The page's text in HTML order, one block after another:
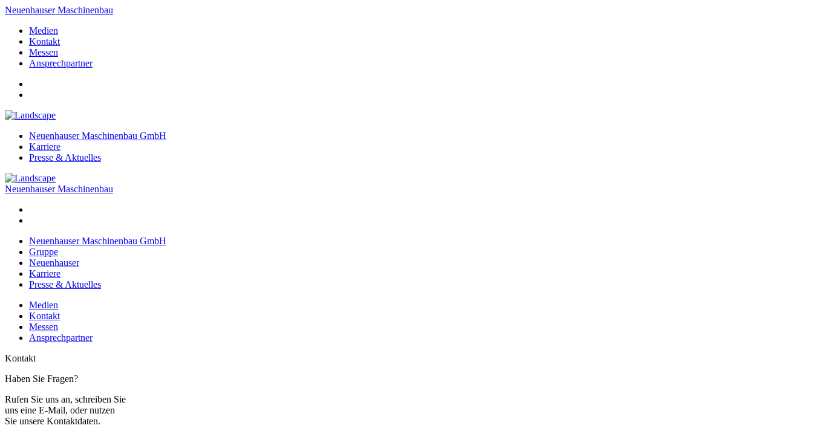
Neuenhauser Maschinenbau
Medien
Kontakt
Messen
Ansprechpartner
Neuenhauser Maschinenbau GmbH
Karriere
Presse & Aktuelles
Neuenhauser Maschinenbau
Neuenhauser Maschinenbau GmbH
Gruppe
Neuenhauser
Karriere
Presse & Aktuelles
Medien
Kontakt
Messen
Ansprechpartner
Kontakt
Haben Sie Fragen?
Rufen Sie uns an, schreiben Sie
uns eine E-Mail, oder nutzen
Sie unsere Kontaktdaten.